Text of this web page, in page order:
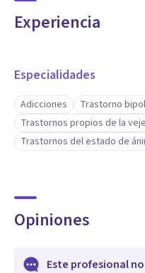
Experiencia
Especialidades
Adicciones Trastorno
Trastornos propios de la
Trastornos del estado de
Opiniones
Este profesional